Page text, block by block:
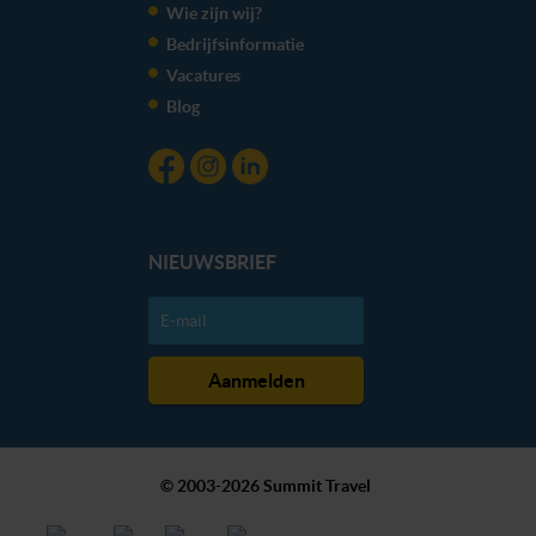
kunnen ontvangen en verwerken.
Wie zijn wij?
Bedrijfsinformatie
Vacatures
Blog
NIEUWSBRIEF
© 2003-2026 Summit Travel